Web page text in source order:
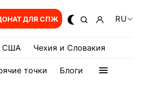
ДЛЯ СПЖ RU
США Чехия и Словакия
точки Блоги